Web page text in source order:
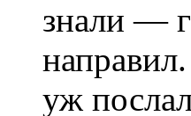
знали —
уж